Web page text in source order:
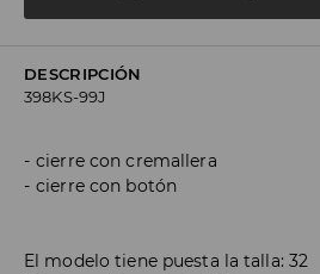
DESCRIPCIÓN
398KS-99J
cierre con cremallera
cierre con botón
El modelo tiene puesta la talla: 32